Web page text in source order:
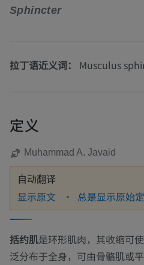
Sphincter
拉丁语近义词： Musculus
定义
Muhammad A. Javaid
自动翻译
显示原文 总是显示原始
括约肌是环形肌肉，其收缩可
泛分布于全身，可由骨骼肌或